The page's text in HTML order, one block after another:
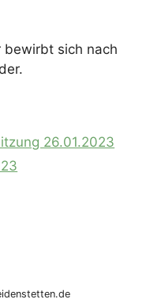
bewirbt sich nach
26.01.2023